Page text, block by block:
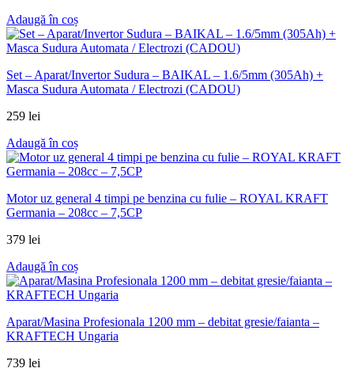
Adaugă în coș
Set – Aparat/Invertor Sudura – BAIKAL – 1.6/5mm (305Ah) +
Masca Sudura Automata / Electrozi (CADOU)
259 lei
Adaugă în coș
Motor uz general 4 timpi pe benzina cu fulie – ROYAL KRAFT
Germania – 208cc – 7,5CP
379 lei
Adaugă în coș
Aparat/Masina Profesionala 1200 mm – debitat gresie/faianta –
KRAFTECH Ungaria
739 lei